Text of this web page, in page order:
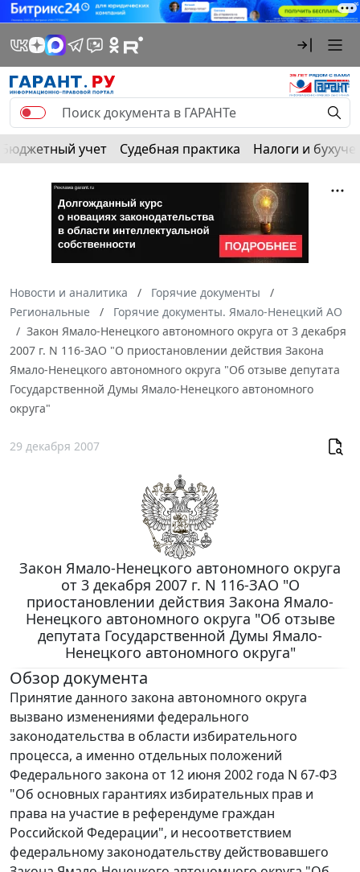
Бюджетный учет Судебная практика Налоги и
Новости и аналитика
Горячие документы
Региональные
Горячие документы. Ямало-Ненецкий АО
Закон Ямало-Ненецкого автономного округа от 3 декабря
2007 г. N 116-ЗАО "О приостановлении действия Закона
Ямало-Ненецкого автономного округа "Об отзыве депутата
Государственной Думы Ямало-Ненецкого автономного
округа"
29 декабря 2007
Закон Ямало-Ненецкого автономного округа
от 3 декабря 2007 г. N 116-ЗАО "О
приостановлении действия Закона Ямало-
Ненецкого автономного округа "Об отзыве
депутата Государственной Думы Ямало-
Ненецкого автономного округа"
Обзор документа
Принятие данного закона автономного округа
вызвано изменениями федерального
законодательства в области избирательного
процесса, а именно отдельных положений
Федерального закона от 12 июня 2002 года N 67-ФЗ
"Об основных гарантиях избирательных прав и
права на участие в референдуме граждан
Российской Федерации", и несоответствием
федеральному законодательству действовавшего